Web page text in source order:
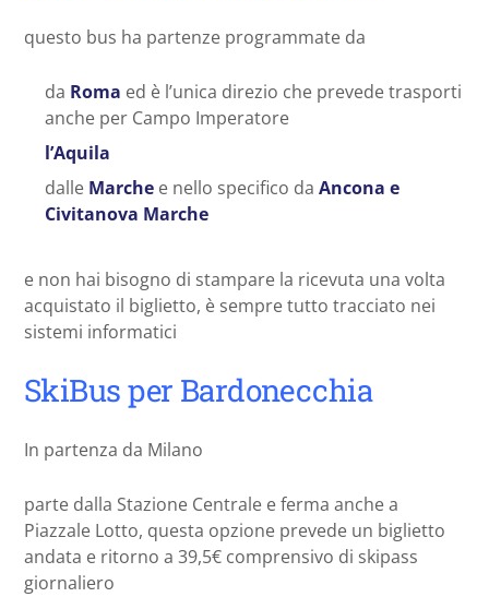
questo bus ha partenze programmate da
da Roma ed è l’unica direzio che prevede trasporti
anche per Campo Imperatore
l’Aquila
dalle Marche e nello specifico da Ancona e
Civitanova Marche
e non hai bisogno di stampare la ricevuta una volta
acquistato il biglietto, è sempre tutto tracciato nei
sistemi informatici
SkiBus per Bardonecchia
In partenza da Milano
parte dalla Stazione Centrale e ferma anche a
Piazzale Lotto, questa opzione prevede un biglietto
andata e ritorno a 39,5€ comprensivo di skipass
giornaliero